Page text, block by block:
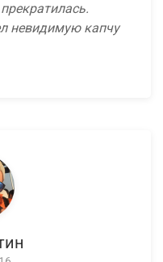
невидимую капчу